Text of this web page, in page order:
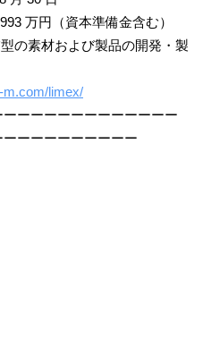
（資本準備金含む）
および製品の開発・製
m.com/limex/
ーーーーーーーーーーーー
ーーーーーーーーー